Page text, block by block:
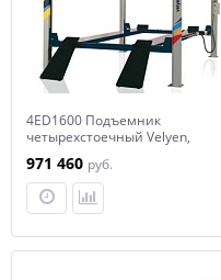
4ED1600 Подъемник
четырехстоечный Velyen,
люфт-детектора
971 460 руб.